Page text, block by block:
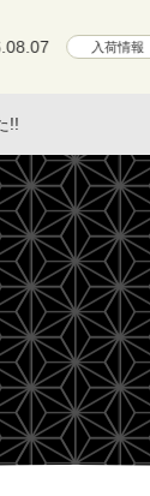
ッド・小物な
!!